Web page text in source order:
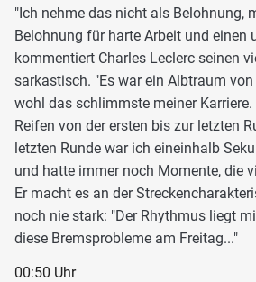
"Ich nehme das nicht als Belohnung,
Belohnung für harte Arbeit und einen
kommentiert Charles Leclerc seinen
sarkastisch. "Es war ein Albtraum
wohl das schlimmste meiner
Reifen von der ersten bis zur letzten
letzten Runde war ich eineinhalb
und hatte immer noch Momente, die
Er macht es an der
noch nie stark: "Der Rhythmus liegt
diese Bremsprobleme am Freitag..."
00:50 Uhr